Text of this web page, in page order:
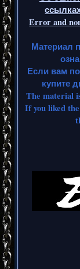
Error and
Материал
Если вам
купите
The material
If you liked